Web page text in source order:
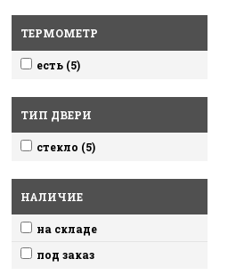
ТЕРМОМЕТР
есть (5)
ТИП ДВЕРИ
стекло (5)
НАЛИЧИЕ
на складе
под заказ